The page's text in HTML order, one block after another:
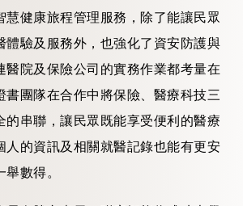
慧健康旅程管理服務，除了能讓民眾
體驗及服務外，也強化了資安防護與
醫院及保險公司的實務作業都考量在
書團隊在合作中將保險、醫療科技三
的串聯，讓民眾既能享受便利的醫療
人的資訊及相關就醫記錄也能有更安
數得。